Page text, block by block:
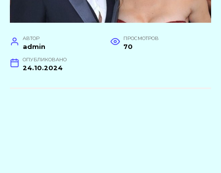
АВТОР
admin
ПРОСМОТРОВ
70
ОПУБЛИКОВАНО
24.10.2024